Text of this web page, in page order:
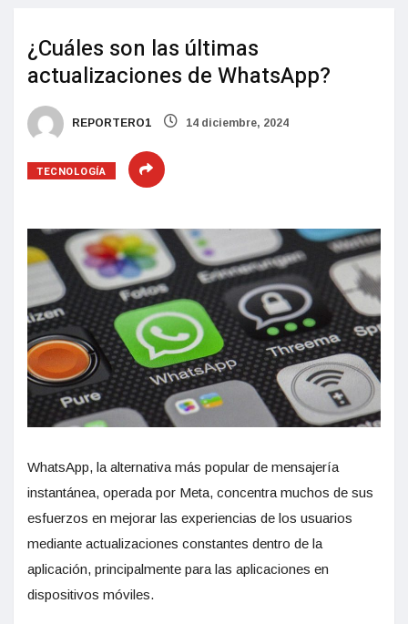
¿Cuáles son las últimas
actualizaciones de WhatsApp?
REPORTERO1 14 diciembre, 2024
TECNOLOGÍA
WhatsApp, la alternativa más popular de mensajería
instantánea, operada por Meta, concentra muchos de sus
esfuerzos en mejorar las experiencias de los usuarios
mediante actualizaciones constantes dentro de la
aplicación, principalmente para las aplicaciones en
dispositivos móviles.